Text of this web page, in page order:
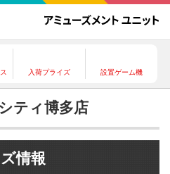
入荷プライズ 設置ゲーム機
ティ博多店
情報